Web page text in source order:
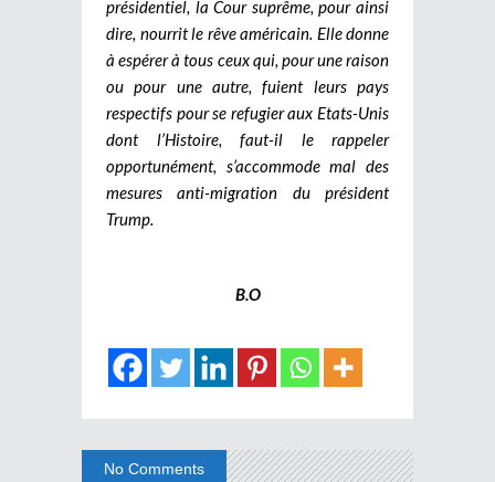
présidentiel, la Cour suprême, pour ainsi
dire, nourrit le rêve américain. Elle donne
à espérer à tous ceux qui, pour une raison
ou pour une autre, fuient leurs pays
respectifs pour se refugier aux Etats-Unis
dont l’Histoire, faut-il le rappeler
opportunément, s’accommode mal des
mesures anti-migration du président
Trump.
B.O
No Comments